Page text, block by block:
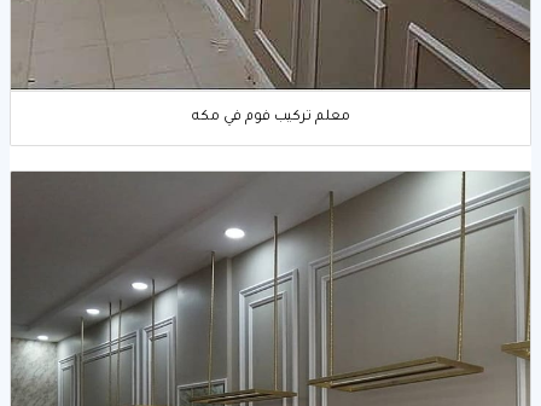
معلم تركيب فوم في مكه